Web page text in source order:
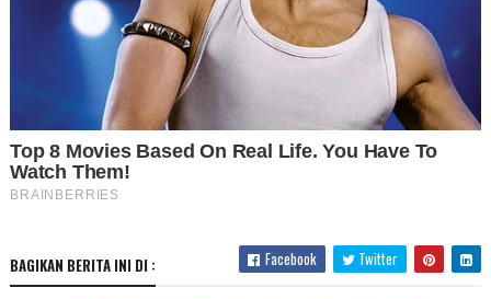
BAGIKAN BERITA INI DI : Facebook Twitter